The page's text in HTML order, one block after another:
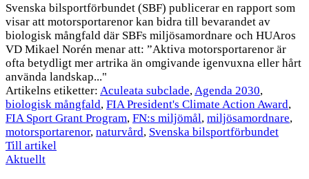
Svenska bilsportförbundet (SBF) publicerar en rapport som
visar att motorsportarenor kan bidra till bevarandet av
biologisk mångfald där SBFs miljösamordnare och HUAros
VD Mikael Norén menar att: ”Aktiva motorsportarenor är
ofta betydligt mer artrika än omgivande igenvuxna eller hårt
använda landskap..."
Artikelns etiketter: Aculeata subclade, Agenda 2030,
biologisk mångfald, FIA President's Climate Action Award,
FIA Sport Grant Program, FN:s miljömål, miljösamordnare,
motorsportarenor, naturvård, Svenska bilsportförbundet
Till artikel
Aktuellt